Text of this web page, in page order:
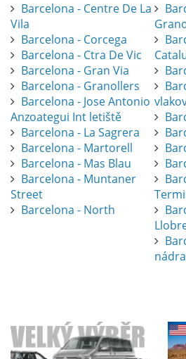
Barcelona - Centre De La
Vila
Barcelona - Corcega
Barcelona - Ctra De Vic
Barcelona - Gran Via
Barcelona - Granollers
Barcelona - Jose Antonio
Anzoategui Int letiště
Barcelona - La Sagrera
Barcelona - Martorell
Barcelona - Mas Blau
Barcelona - Muntaner
Street
Barcelona - North